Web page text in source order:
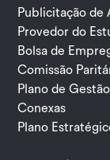
Publicitação de
Provedor do
Bolsa de
Comissão
Plano de
Conexas
Plano